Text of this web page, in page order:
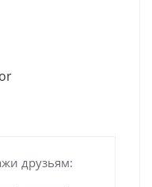
друзьям: